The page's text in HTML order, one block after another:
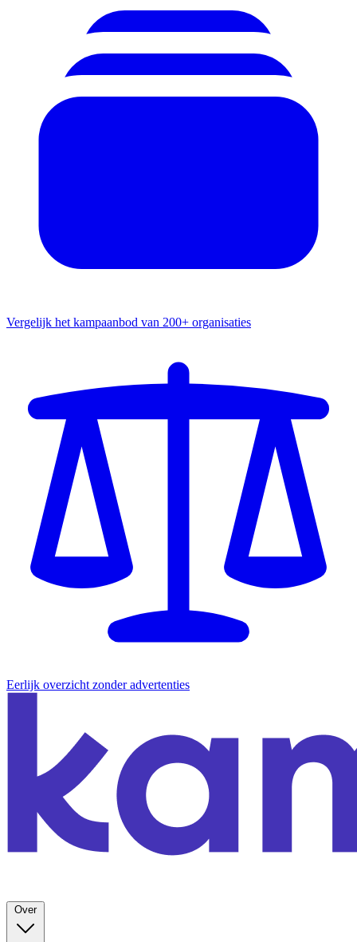
Vergelijk het kampaanbod van 200+ organisaties
Eerlijk overzicht zonder advertenties
Over